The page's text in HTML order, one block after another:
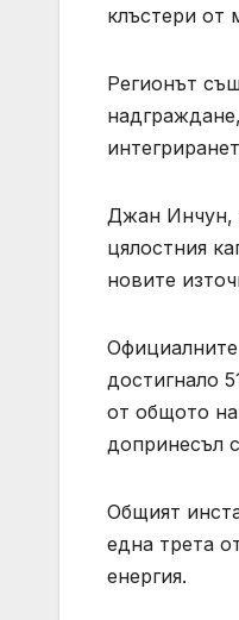
клъстери от
Регионът
Джан Инчун,
цялостния
новите
Официалните
достигнало
от общото
допринесъл
Общият
една трета
енергия.